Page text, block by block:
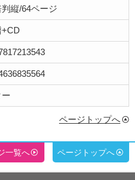
縦/64ページ
ページトップへ
一覧へ ページトップへ